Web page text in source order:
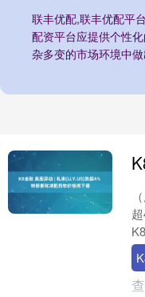
联丰优配,联丰优配平
配资平台应提供个性
杂多变的市场环境中做